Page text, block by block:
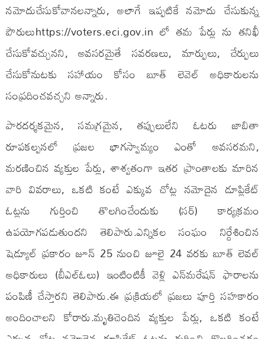
న‌మోదుచేసుకోవాన‌లన్నారు, అలాగే ఇప్ప‌టికే న‌మోదు చేసుకున్న
పౌరులుhttps://voters.eci.gov.in లో తమ పేర్లు ను త‌నిఖీ
చేసుకోవ‌చ్చునని, అవ‌స‌ర‌మైతే సవరణలు, మార్పులు, చేర్పులు
చేసుకోనుట‌కు స‌హాయం కోసం బూత్ లెవెల్ అధికారుల‌ను
సంప్ర‌దించ‌వ‌చ్చ‌ని అన్నారు.
పారదర్శకమైన, సమగ్రమైన, తప్పులులేని ఓటరు జాబితా
రూపకల్పనలో ప్రజల భాగస్వామ్యం ఎంతో అవ‌స‌ర‌మ‌ని,
మరణించిన వ్యక్తుల పేర్లు, శాశ్వతంగా ఇతర ప్రాంతాలకు మారిన
వారి వివరాలు, ఒకటి కంటే ఎక్కువ చోట్ల నమోదైన డూప్లికేట్
ఓట్లను గుర్తించి తొలగించేందుకు (స‌ర్) కార్యక్రమం
ఉపయోగపడుతుందని తెలిపారు.ఎన్నికల సంఘం నిర్దేశించిన
షెడ్యూల్ ప్రకారం జూన్ 25 నుంచి జూలై 24 వరకు బూత్ లెవల్
అధికారులు (బీఎల్ఓలు) ఇంటింటికీ వెళ్లి ఎన్‌మరేషన్ ఫారాలను
పంపిణీ చేస్తారని తెలిపారు.ఈ ప్రక్రియలో ప్రజలు పూర్తి సహకారం
అందించాలని కోరారు.మృతిచెందిన‌ వ్యక్తుల పేర్లు, ఒకటి కంటే